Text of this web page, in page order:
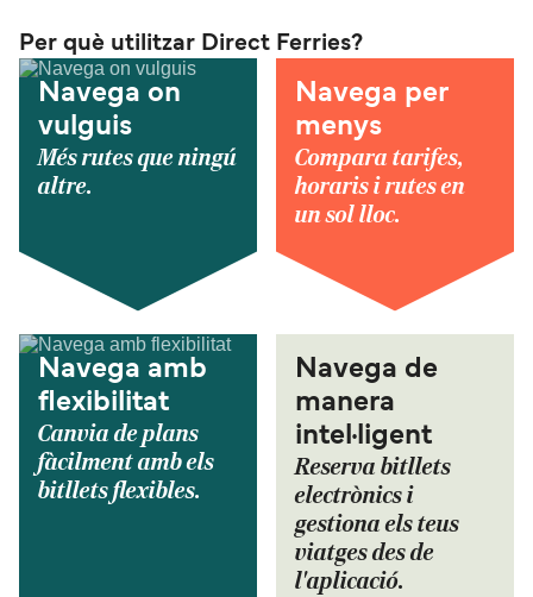
Per què utilitzar Direct Ferries?
Navega on
vulguis
Més rutes que ningú
altre.
Navega per
menys
Compara tarifes,
horaris i rutes en
un sol lloc.
Navega amb
flexibilitat
Canvia de plans
fàcilment amb els
bitllets flexibles.
Navega de
manera
intel·ligent
Reserva bitllets
electrònics i
gestiona els teus
viatges des de
l'aplicació.